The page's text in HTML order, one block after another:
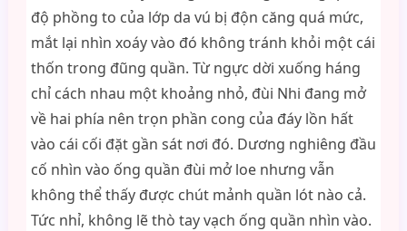
độ phồng to của lớp da vú bị độn căng quá mức,
mắt lại nhìn xoáy vào đó không tránh khỏi một cái
thốn trong đũng quần. Từ ngực dời xuống háng
chỉ cách nhau một khoảng nhỏ, đùi Nhi đang mở
về hai phía nên trọn phần cong của đáy lồn hất
vào cái cối đặt gần sát nơi đó. Dương nghiêng đầu
cố nhìn vào ống quần đùi mở loe nhưng vẫn
không thể thấy được chút mảnh quần lót nào cả.
Tức nhỉ, không lẽ thò tay vạch ống quần nhìn vào.